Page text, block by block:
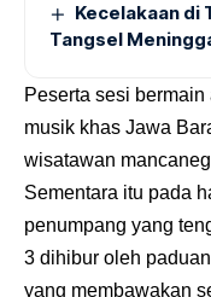
Kecelakaan di
Tangsel
Peserta sesi
musik khas Jawa
wisatawan
Sementara itu pada
penumpang yang
3 dihibur oleh
yang membawakan